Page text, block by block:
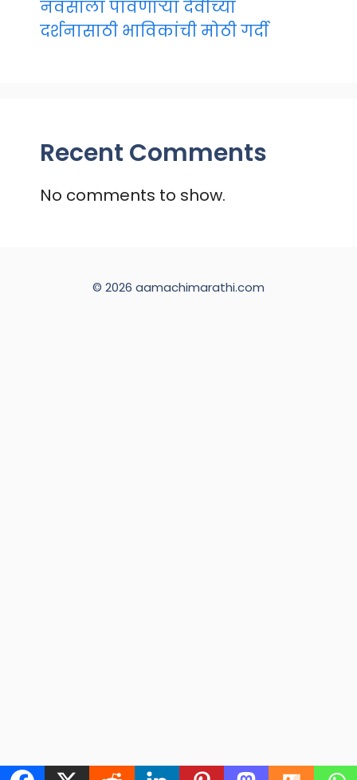
नवसाला पावणाऱ्या देवीच्या
दर्शनासाठी भाविकांची मोठी गर्दी
Recent Comments
No comments to show.
© 2026 aamachimarathi.com